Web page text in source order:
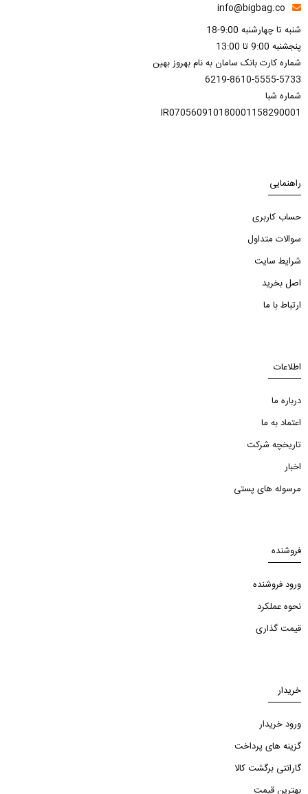
info@bigbag.co
شنبه تا چهارشنبه 9:00-18
پنجشنبه 9:00 تا 13:00
شماره کارت بانک سامان به نام بهروز بهین
6219-8610-5555-5733
شماره شبا
IR070560910180001158290001
راهنمایی
حساب کاربری
سوالات متداول
شرایط سایت
اصل بخرید
ارتباط با ما
اطلاعات
درباره ما
اعتماد به ما
تاریخچه شرکت
اخبار
مرسوله های پستی
فروشنده
ورود فروشنده
نحوه عملکرد
قیمت گذاری
خریدار
ورود خریدار
گزینه های پرداخت
گارانتی برگشت کالا
بهترین قیمت